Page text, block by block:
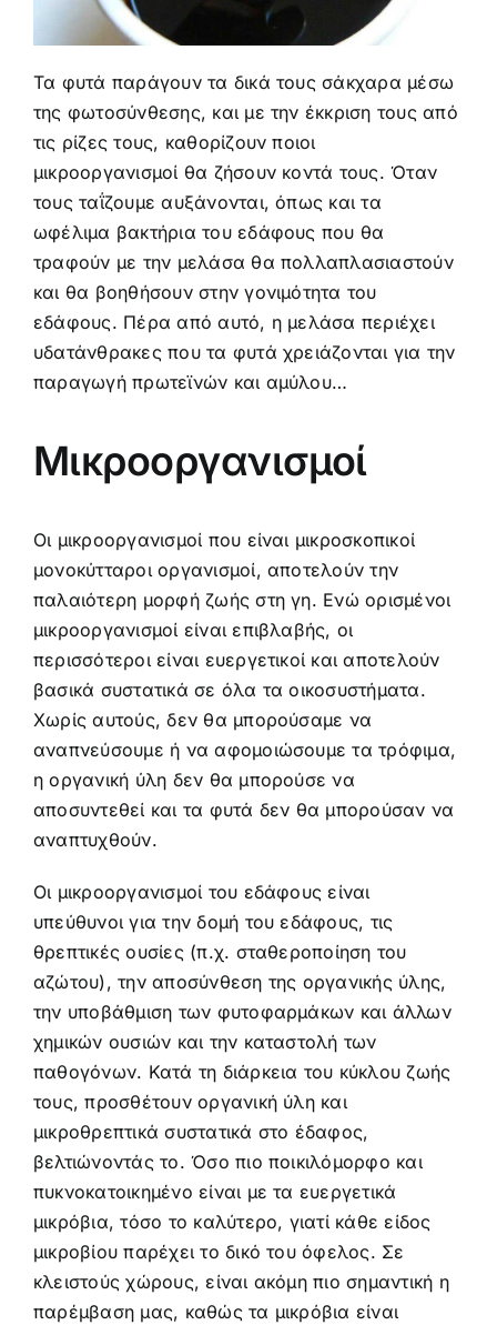
ΑΠΟΨΕΙΣ
ΒΙΝΤΕΟ
ΕΠΙΚΟΙΝΩΝΙΑ
Τα φυτά παράγουν τα δικά τους σάκχαρα μέσω
της φωτοσύνθεσης, και με την έκκριση τους από
τις ρίζες τους, καθορίζουν ποιοι
μικροοργανισμοί θα ζήσουν κοντά τους. Όταν
τoυς ταΐζουμε αυξάνονται, όπως και τα
ωφέλιμα βακτήρια του εδάφους που θα
τραφούν με την μελάσα θα πολλαπλασιαστούν
και θα βοηθήσουν στην γονιμότητα του
εδάφους. Πέρα από αυτό, η μελάσα περιέχει
υδατάνθρακες που τα φυτά χρειάζονται για την
παραγωγή πρωτεϊνών και αμύλου…
Μικροοργανισμοί
Οι μικροοργανισμοί που είναι μικροσκοπικοί
μονοκύτταροι οργανισμοί, αποτελούν την
παλαιότερη μορφή ζωής στη γη. Ενώ ορισμένοι
μικροοργανισμοί είναι επιβλαβής, οι
περισσότεροι είναι ευεργετικοί και αποτελούν
βασικά συστατικά σε όλα τα οικοσυστήματα.
Χωρίς αυτούς, δεν θα μπορούσαμε να
αναπνεύσουμε ή να αφομοιώσουμε τα τρόφιμα,
η οργανική ύλη δεν θα μπορούσε να
αποσυντεθεί και τα φυτά δεν θα μπορούσαν να
αναπτυχθούν.
Οι μικροοργανισμοί του εδάφους είναι
υπεύθυνοι για την δομή του εδάφους, τις
θρεπτικές ουσίες (π.χ. σταθεροποίηση του
αζώτου), την αποσύνθεση της οργανικής ύλης,
την υποβάθμιση των φυτοφαρμάκων και άλλων
χημικών ουσιών και την καταστολή των
παθογόνων. Κατά τη διάρκεια του κύκλου ζωής
τους, προσθέτουν οργανική ύλη και
μικροθρεπτικά συστατικά στο έδαφος,
βελτιώνοντάς το. Όσο πιο ποικιλόμορφο και
πυκνοκατοικημένο είναι με τα ευεργετικά
μικρόβια, τόσο το καλύτερο, γιατί κάθε είδος
μικροβίου παρέχει το δικό του όφελος. Σε
κλειστούς χώρους, είναι ακόμη πιο σημαντική η
παρέμβαση μας, καθώς τα μικρόβια είναι